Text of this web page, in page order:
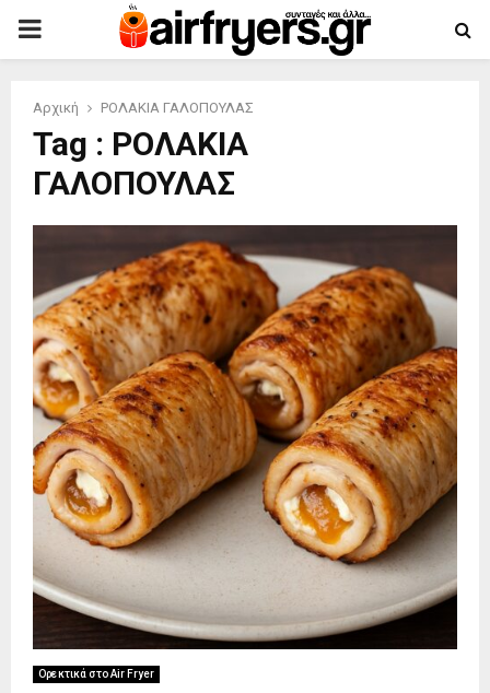
PRIMARY
Αρχική ΡΟΛΑΚΙΑ ΓΑΛΟΠΟΥΛΑΣ
Tag : ΡΟΛΑΚΙΑ
ΓΑΛΟΠΟΥΛΑΣ
Ορεκτικά στο Air Fryer